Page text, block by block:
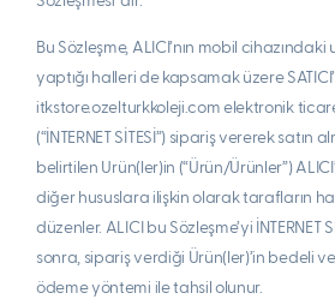
Bu Sözleşme, ALICI’nın mobil
yaptığı halleri de kapsamak üzere
itkstore.ozelturkkoleji.com elektronik
(“İNTERNET SİTESİ”) sipariş vererek satın
belirtilen Urün(ler)in (“Ürün/Ürünler”)
diğer hususlara ilişkin olarak tarafların
düzenler. ALICI bu Sözleşme’yi İNTERNET
sonra, sipariş verdiği Ürün(ler)’in bedeli
ödeme yöntemi ile tahsil olunur.